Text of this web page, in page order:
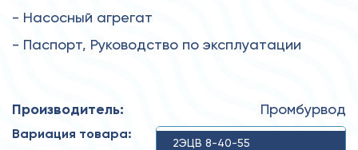
- Насосный агрегат
- Паспорт, Руководство по эксплуатации
Производитель: Промбурвод
Вариация товара:
2ЭЦВ 8-40-55